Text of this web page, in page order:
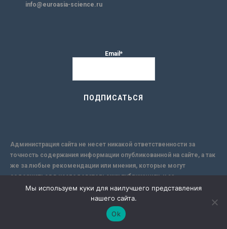
info@euroasia-science.ru
Email*
Администрация сайта не несет никакой ответственности за
точность содержания информации опубликованной на сайте, а так
же за любые рекомендации или мнения, которые могут
содержаться в исследовательских публикациях, и за
применимость её к конкретным лицам, по причине
субъективности результатов авторских исследований. Кроме
того, поскольку интернет не обеспечивает в полной мере
надежной защиты информации, Сайт не несет ответственности за
Мы используем куки для наилучшего представления
нашего сайта.
Ok